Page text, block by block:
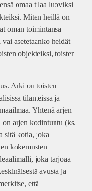
omaa tilaa luoviksi
Miten heillä on
oman toimintansa
asetetaanko heidät
objekteiksi, toisten
Arki on toisten
tilanteissa ja
Yhtenä arjen
on arjen kodintuntu (ks.
sitä kotia, joka
kokemusten
joka tarjoaa
avusta ja
että